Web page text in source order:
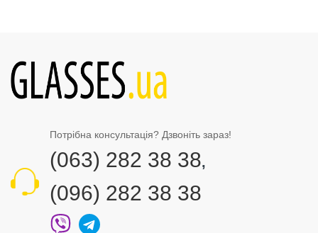
Потрібна консультація? Дзвоніть зараз!
(063) 282 38 38,
(096) 282 38 38